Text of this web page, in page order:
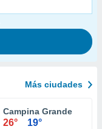
Más ciudades
Campina Grande
26° 19°